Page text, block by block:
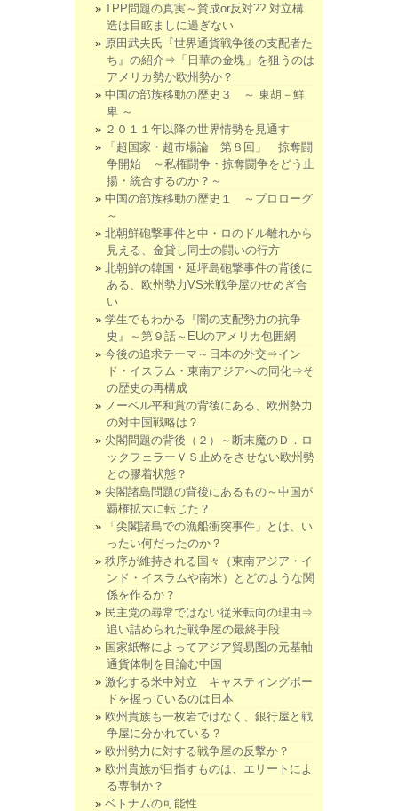
TPP問題の真実～賛成or反対?? 対立構
造は目眩ましに過ぎない
原田武夫氏『世界通貨戦争後の支配者た
ち』の紹介⇒「日華の金塊」を狙うのは
アメリカ勢か欧州勢か？
中国の部族移動の歴史３ ～ 東胡－鮮
卑 ～
２０１１年以降の世界情勢を見通す
「超国家・超市場論 第８回」 掠奪闘
争開始 ～私権闘争・掠奪闘争をどう止
揚・統合するのか？～
中国の部族移動の歴史１ ～プロローグ
～
北朝鮮砲撃事件と中・ロのドル離れから
見える、金貸し同士の闘いの行方
北朝鮮の韓国・延坪島砲撃事件の背後に
ある、欧州勢力VS米戦争屋のせめぎ合
い
学生でもわかる『闇の支配勢力の抗争
史』～第９話～EUのアメリカ包囲網
今後の追求テーマ～日本の外交⇒イン
ド・イスラム・東南アジアへの同化⇒そ
の歴史の再構成
ノーベル平和賞の背後にある、欧州勢力
の対中国戦略は？
尖閣問題の背後（２）～断末魔のＤ．ロ
ックフェラーＶＳ止めをさせない欧州勢
との膠着状態？
尖閣諸島問題の背後にあるもの～中国が
覇権拡大に転じた？
「尖閣諸島での漁船衝突事件」とは、い
ったい何だったのか？
秩序が維持される国々（東南アジア・イ
ンド・イスラムや南米）とどのような関
係を作るか？
民主党の尋常ではない従米転向の理由⇒
追い詰められた戦争屋の最終手段
国家紙幣によってアジア貿易圏の元基軸
通貨体制を目論む中国
激化する米中対立 キャスティングボー
ドを握っているのは日本
欧州貴族も一枚岩ではなく、銀行屋と戦
争屋に分かれている？
欧州勢力に対する戦争屋の反撃か？
欧州貴族が目指すものは、エリートによ
る専制か？
ベトナムの可能性